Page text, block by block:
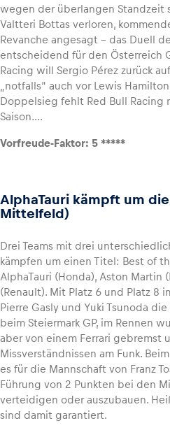
wegen der überlangen Standzeit
Valtteri Bottas verloren,
Revanche angesagt – das Duell
entscheidend für den Österreich
Racing will Sergio Pérez zurück
„notfalls“ auch vor Lewis
Doppelsieg fehlt Red Bull Racing
Saison….
Vorfreude-Faktor: 5 *****
AlphaTauri kämpft um
Mittelfeld)
Drei Teams mit drei
kämpfen um einen Titel: Best of
AlphaTauri (Honda), Aston Martin
(Renault). Mit Platz 6 und Platz 8
Pierre Gasly und Yuki Tsunoda
beim Steiermark GP, im Rennen
aber von einem Ferrari gebremst
Missverständnissen am Funk.
es für die Mannschaft von Franz
Führung von 2 Punkten bei den
verteidigen oder auszubauen.
sind damit garantiert.